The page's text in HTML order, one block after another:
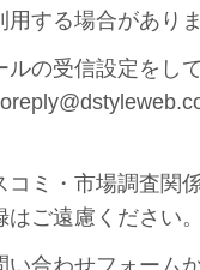
用する場合があり
ルの受信設定をし
コミ・市場調査関
はご遠慮ください
い合わせフォーム